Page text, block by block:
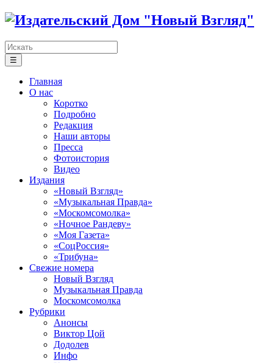
☰
Главная
О нас
Коротко
Подробно
Редакция
Наши авторы
Пресса
Фотоистория
Видео
Издания
«Новый Взгляд»
«Музыкальная Правда»
«Москомсомолка»
«Ночное Рандеву»
«Моя Газета»
«СоцРоссия»
«Трибуна»
Свежие номера
Новый Взгляд
Музыкальная Правда
Москомсомолка
Рубрики
Анонсы
Виктор Цой
Додолев
Инфо